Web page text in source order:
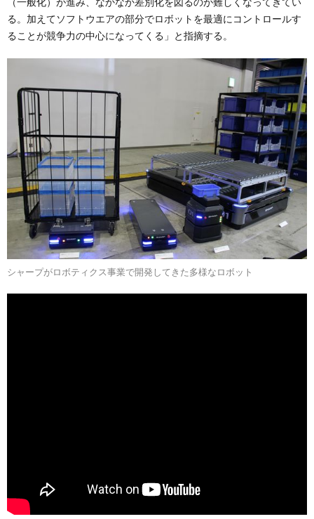
る。加えてソフトウエアの部分でロボットを最適にコントロールす
ることが競争力の中心になってくる」と指摘する。
シャープがロボティクス事業で開発してきた多様なロボット